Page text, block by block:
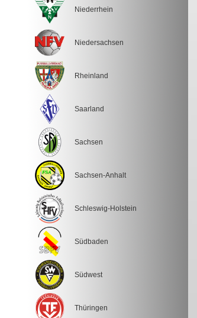
Niederrhein
Niedersachsen
Rheinland
Saarland
Sachsen
Sachsen-Anhalt
Schleswig-Holstein
Südbaden
Südwest
Thüringen